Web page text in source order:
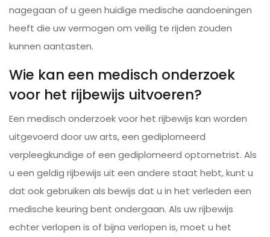
nagegaan of u geen huidige medische aandoeningen
heeft die uw vermogen om veilig te rijden zouden
kunnen aantasten.
Wie kan een medisch onderzoek
voor het rijbewijs uitvoeren?
Een medisch onderzoek voor het rijbewijs kan worden
uitgevoerd door uw arts, een gediplomeerd
verpleegkundige of een gediplomeerd optometrist. Als
u een geldig rijbewijs uit een andere staat hebt, kunt u
dat ook gebruiken als bewijs dat u in het verleden een
medische keuring bent ondergaan. Als uw rijbewijs
echter verlopen is of bijna verlopen is, moet u het